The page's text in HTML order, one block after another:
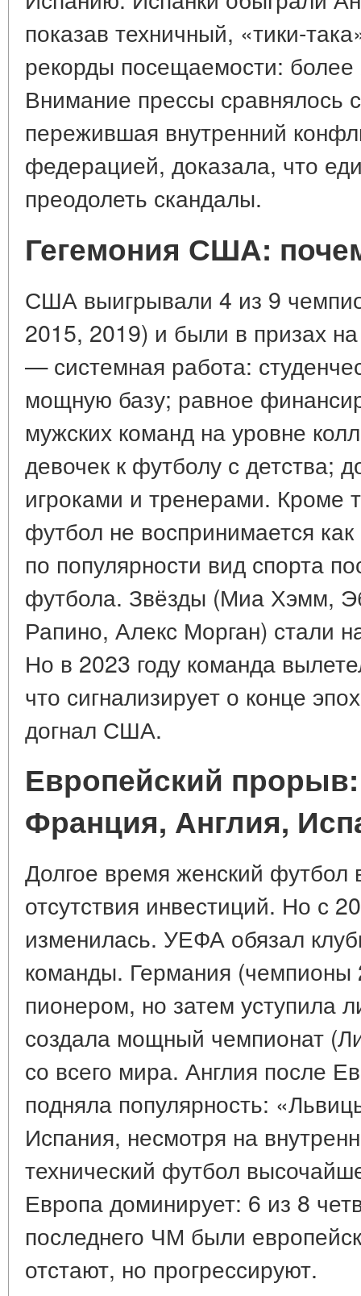
показав техничный, «тики-
рекорды посещаемости:
Внимание прессы
пережившая внутренний
федерацией, доказала, что
преодолеть скандалы.
Гегемония США:
США выигрывали 4 из 9
2015, 2019) и были в призах
— системная работа:
мощную базу; равное
мужских команд на уровне
девочек к футболу с детства;
игроками и тренерами. Кроме
футбол не воспринимается
по популярности вид спорта
футбола. Звёзды (Миа Хэмм,
Рапино, Алекс Морган) стали
Но в 2023 году команда
что сигнализирует о конце
догнал США.
Европейский
Франция, Англия,
Долгое время женский футбол
отсутствия инвестиций. Но с
изменилась. УЕФА обязал
команды. Германия
пионером, но затем уступила
создала мощный чемпионат
со всего мира. Англия после
подняла популярность:
Испания, несмотря на
технический футбол
Европа доминирует: 6 из 8
последнего ЧМ были
отстают, но прогрессируют.